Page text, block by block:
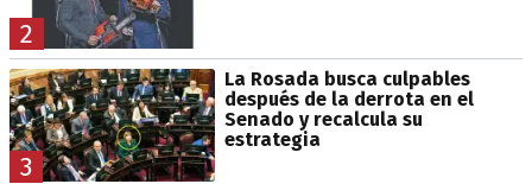
2
3
La Rosada busca culpables
después de la derrota en el
Senado y recalcula su
estrategia